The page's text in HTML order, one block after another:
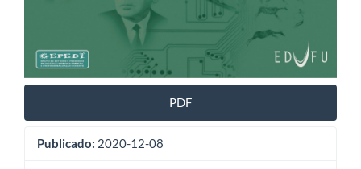
PDF
Publicado: 2020-12-08